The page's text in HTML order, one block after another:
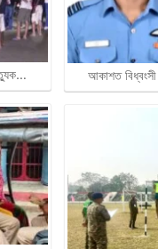
আকাশত বিধ্বংসী